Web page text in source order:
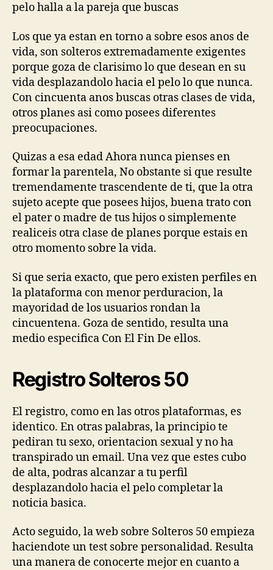
pelo halla a la pareja que buscas
Los que ya estan en torno a sobre esos anos de
vida, son solteros extremadamente exigentes
porque goza de clarisimo lo que desean en su
vida desplazandolo hacia el pelo lo que nunca.
Con cincuenta anos buscas otras clases de vida,
otros planes asi­ como posees diferentes
preocupaciones.
Quizas a esa edad Ahora nunca pienses en
formar la parentela, No obstante si que resulte
tremendamente trascendente de ti, que la otra
sujeto acepte que posees hijos, buena trato con
el pater o madre de tus hijos o simplemente
realiceis otra clase de planes porque estais en
otro momento sobre la vida.
Si que seri­a exacto, que pero existen perfiles en
la plataforma con menor perduracion, la
mayoridad de los usuarios rondan la
cincuentena. Goza de sentido, resulta una
medio especifica Con El Fin De ellos.
Registro Solteros 50
El registro, como en las otros plataformas, es
identico. En otras palabras, la principio te
pediran tu sexo, orientacion sexual y no ha
transpirado un email. Una vez que estes cubo
de alta, podras alcanzar a tu perfil
desplazandolo hacia el pelo completar la
noticia basica.
Acto seguido, la web sobre Solteros 50 empieza
haciendote un test sobre personalidad. Resulta
una manera de conocerte mejor en cuanto a